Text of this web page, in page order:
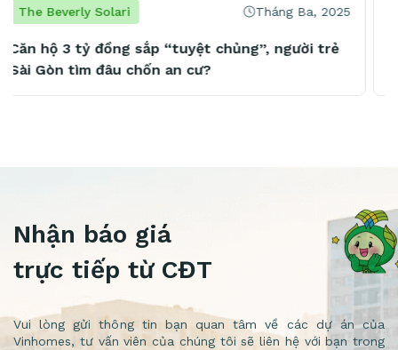
The Beverly Solari Tháng Hai, 2025
Vừa nhận nhà, cư dân The Beverly Solari nhận
ngay sổ hồng
Nhận báo giá
trực tiếp từ CĐT
Vui lòng gửi thông tin bạn quan tâm về các dự án của
Vinhomes, tư vấn viên của chúng tôi sẽ liên hệ với bạn trong